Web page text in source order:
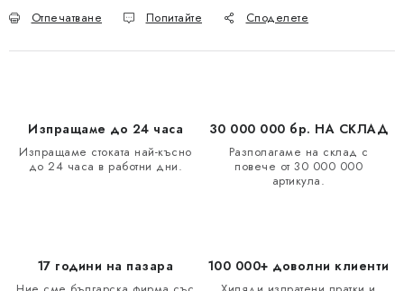
Отпечатване Попитайте Споделете
Изпращаме до 24 часа
Изпращаме стоката най-късно
до 24 часа в работни дни.
30 000 000 бр. НА СКЛАД
Разполагаме на склад с
повече от 30 000 000
артикула.
17 години на пазара 100 000+ доволни клиенти